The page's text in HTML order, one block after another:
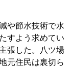
や節水技術で水
すよう求めてい
張した。八ツ場
元住民は裏切ら